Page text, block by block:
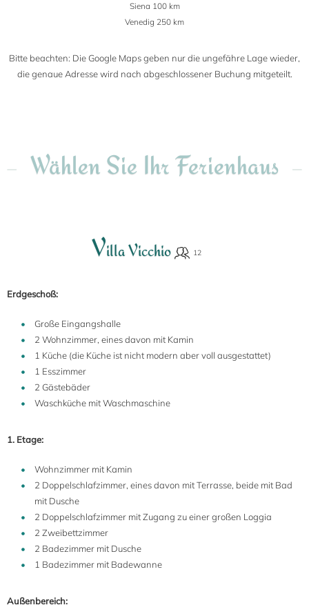
Siena 100 km
Venedig 250 km
Bitte beachten: Die Google Maps geben nur die ungefähre Lage wieder,
die genaue Adresse wird nach abgeschlossener Buchung mitgeteilt.
Wählen Sie Ihr Ferienhaus
Villa Vicchio
Erdgeschoß:
Große Eingangshalle
2 Wohnzimmer, eines davon mit Kamin
1 Küche (die Küche ist nicht modern aber voll ausgestattet)
1 Esszimmer
2 Gästebäder
Waschküche mit Waschmaschine
1. Etage:
Wohnzimmer mit Kamin
2 Doppelschlafzimmer, eines davon mit Terrasse, beide mit Bad
mit Dusche
2 Doppelschlafzimmer mit Zugang zu einer großen Loggia
2 Zweibettzimmer
2 Badezimmer mit Dusche
1 Badezimmer mit Badewanne
Außenbereich: